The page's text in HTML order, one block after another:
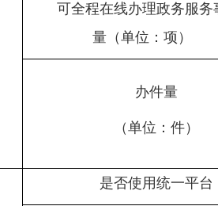
可全程在线办理政务服务
量（单位：项）
办件量
（单位：件）
是否使用统一平台